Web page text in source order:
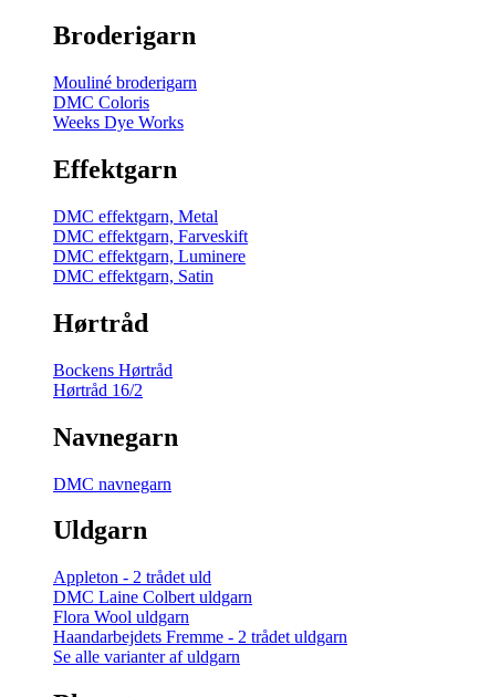
Broderigarn
Mouliné broderigarn
DMC Coloris
Weeks Dye Works
Effektgarn
DMC effektgarn, Metal
DMC effektgarn, Farveskift
DMC effektgarn, Luminere
DMC effektgarn, Satin
Hørtråd
Bockens Hørtråd
Hørtråd 16/2
Navnegarn
DMC navnegarn
Uldgarn
Appleton - 2 trådet uld
DMC Laine Colbert uldgarn
Flora Wool uldgarn
Haandarbejdets Fremme - 2 trådet uldgarn
Se alle varianter af uldgarn